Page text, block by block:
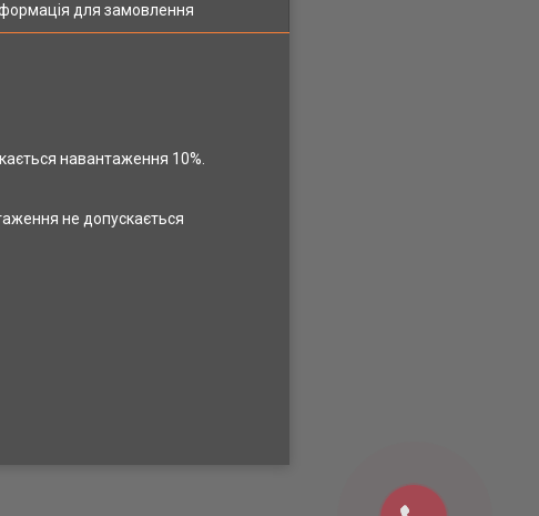
для замовлення
навантаження 10%.
не допускається